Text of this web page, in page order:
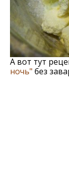
А вот тут
ночь" без